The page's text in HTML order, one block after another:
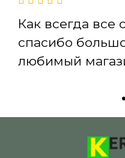
Как всегда все
спасибо
любимый